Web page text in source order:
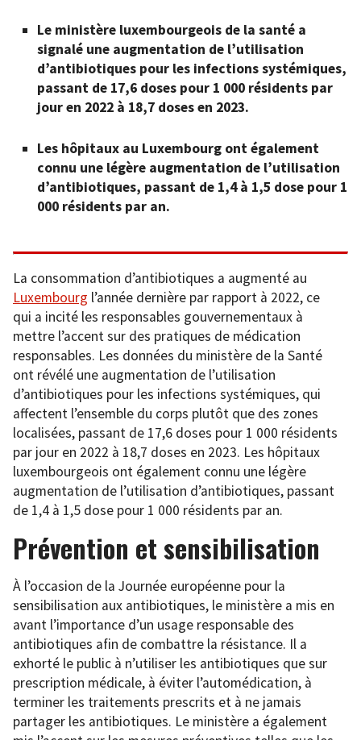
Le ministère luxembourgeois de la santé a
signalé une augmentation de l’utilisation
d’antibiotiques pour les infections systémiques,
passant de 17,6 doses pour 1 000 résidents par
jour en 2022 à 18,7 doses en 2023.
Les hôpitaux au Luxembourg ont également
connu une légère augmentation de l’utilisation
d’antibiotiques, passant de 1,4 à 1,5 dose pour 1
000 résidents par an.
La consommation d’antibiotiques a augmenté au
Luxembourg l’année dernière par rapport à 2022, ce
qui a incité les responsables gouvernementaux à
mettre l’accent sur des pratiques de médication
responsables. Les données du ministère de la Santé
ont révélé une augmentation de l’utilisation
d’antibiotiques pour les infections systémiques, qui
affectent l’ensemble du corps plutôt que des zones
localisées, passant de 17,6 doses pour 1 000 résidents
par jour en 2022 à 18,7 doses en 2023. Les hôpitaux
luxembourgeois ont également connu une légère
augmentation de l’utilisation d’antibiotiques, passant
de 1,4 à 1,5 dose pour 1 000 résidents par an.
Prévention et sensibilisation
À l’occasion de la Journée européenne pour la
sensibilisation aux antibiotiques, le ministère a mis en
avant l’importance d’un usage responsable des
antibiotiques afin de combattre la résistance. Il a
exhorté le public à n’utiliser les antibiotiques que sur
prescription médicale, à éviter l’automédication, à
terminer les traitements prescrits et à ne jamais
partager les antibiotiques. Le ministère a également